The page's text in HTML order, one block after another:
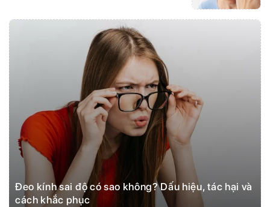
Đeo kính sai độ có sao không? Dấu hiệu, tác hại và
cách khắc phục